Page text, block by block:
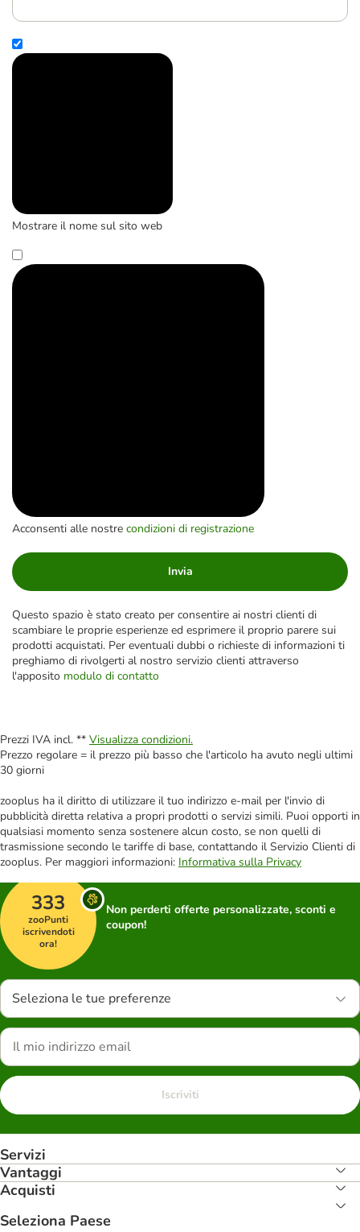
Mostrare il nome sul sito web
Acconsenti alle nostre condizioni di registrazione
Invia
Questo spazio è stato creato per consentire ai nostri clienti di
scambiare le proprie esperienze ed esprimere il proprio parere sui
prodotti acquistati. Per eventuali dubbi o richieste di informazioni ti
preghiamo di rivolgerti al nostro servizio clienti attraverso
l'apposito modulo di contatto
Prezzi IVA incl. ** Visualizza condizioni.
Prezzo regolare = il prezzo più basso che l'articolo ha avuto negli ultimi
30 giorni
zooplus ha il diritto di utilizzare il tuo indirizzo e-mail per l'invio di
pubblicità diretta relativa a propri prodotti o servizi simili. Puoi opporti in
qualsiasi momento senza sostenere alcun costo, se non quelli di
trasmissione secondo le tariffe di base, contattando il Servizio Clienti di
zooplus. Per maggiori informazioni: Informativa sulla Privacy
333
zooPunti
iscrivendoti
ora!
Non perderti offerte personalizzate, sconti e
coupon!
Seleziona le tue preferenze
Iscriviti
Servizi
Vantaggi
Acquisti
Seleziona Paese